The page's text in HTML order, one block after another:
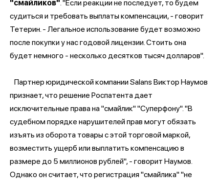
"смайликов" . "Если реакции не последует, то будем
судиться и требовать выплаты компенсации, - говорит
Тетерин. - Легальное использование будет возможно
после покупки у нас годовой лицензии. Стоить она
будет немного - несколько десятков тысяч долларов".
Партнер юридической компании Salans Виктор Наумов
признает, что решение Роспатента дает
исключительные права на "смайлик" "Суперфону". "В
судебном порядке нарушителей прав могут обязать
изъять из оборота товары с этой торговой маркой,
возместить ущерб или выплатить компенсацию в
размере до 5 миллионов рублей", - говорит Наумов.
Однако он считает, что регистрация "смайлика" "не